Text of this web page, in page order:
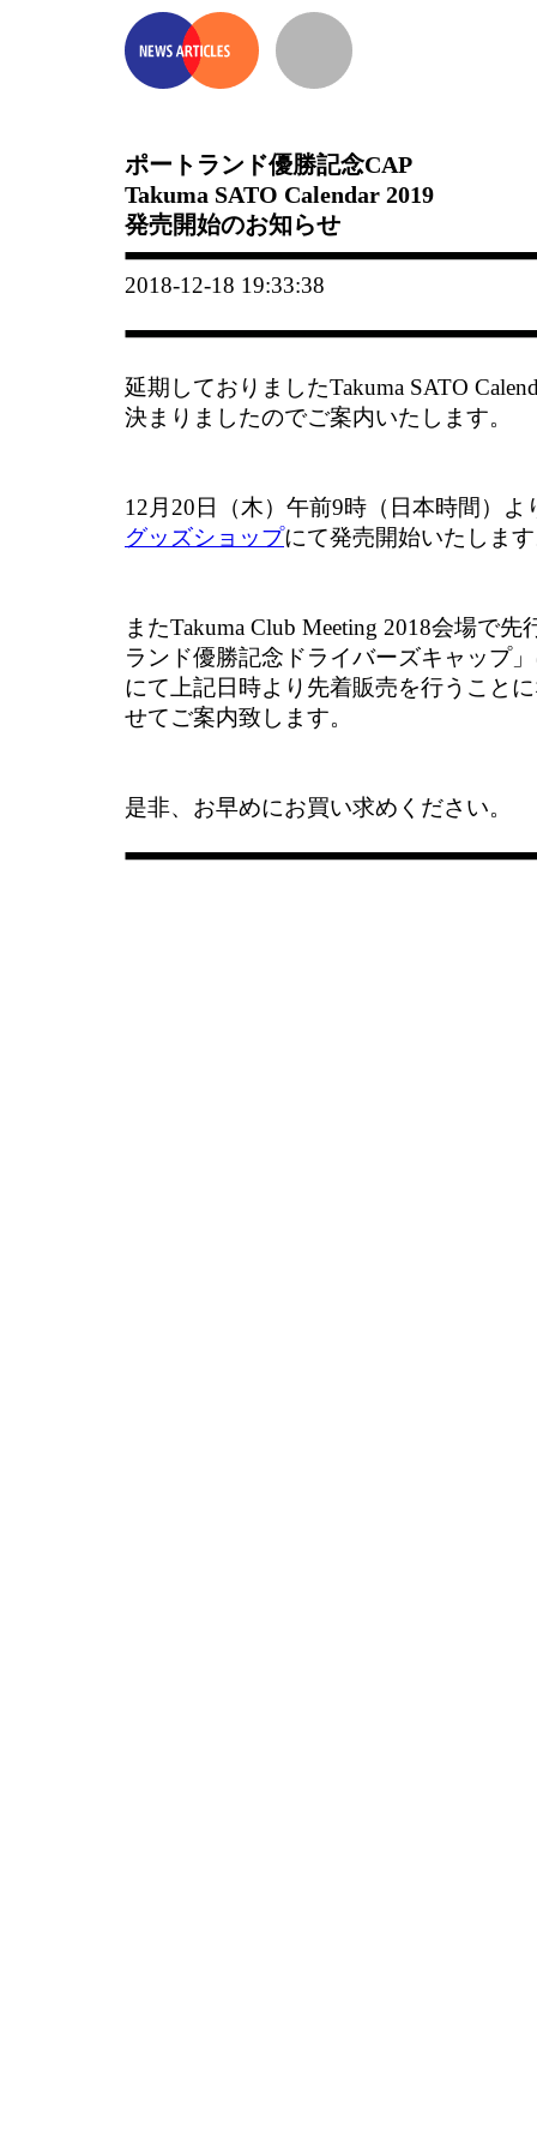
ポートランド優勝記念CAP
Takuma SATO Calendar 2019
発売開始のお知らせ
2018-12-18 19:33:38
延期しておりましたTakuma SATO
決まりましたのでご案内いたします。
12月20日（木）午前9時（日本時間）よ
グッズショップにて発売開始いたしま
またTakuma Club Meeting 2018会場で
ランド優勝記念ドライバーズキャップ
にて上記日時より先着販売を行うこと
せてご案内致します。
是非、お早めにお買い求めください。